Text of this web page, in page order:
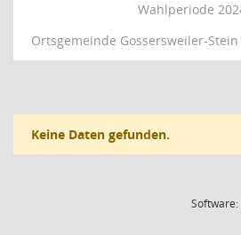
Wahlperiode
Ortsgemeinde Gossersweiler-Stein
Keine Daten gefunden.
Software: